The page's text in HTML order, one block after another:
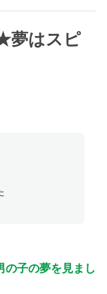
夢はスピ
の子の夢を見まし